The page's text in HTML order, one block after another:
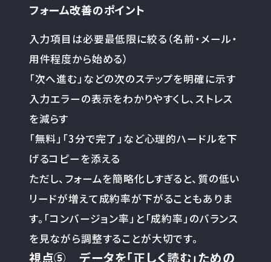
フォーム改善のポイント
入力項目は必要最低限に絞る（名前・メール・
用件程度から始める）
「次へ進む」などの次のステップを明確に示す
入力エラーの表示をわかりやすくし、ストレス
を減らす
「無料」「3分で完了」など心理的ハードルを下
げるコピーを添える
ただし、フォームを簡略化しすぎると、質の低い
リードが増えて成約率が下がることもありま
す。「コンバージョン率」と「成約率」のバランス
を見ながら調整することが大切です。
視点⑤ データを「正しく読む」ための